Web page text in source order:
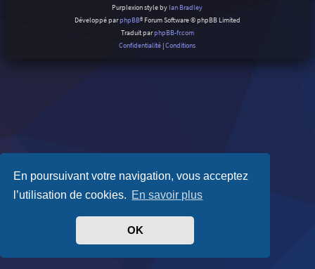
En poursuivant votre navigation, vous acceptez
l’utilisation de cookies. En savoir plus
OK
Purplexion style by Ian Bradley
Développé parphpBB® Forum Software © phpBB Limited
Traduit parphpBB-fr.com
Confidentialité |Conditions